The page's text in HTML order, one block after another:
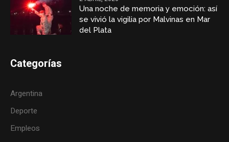
Una noche de memoria y emoción: así
se vivió la vigilia por Malvinas en Mar
del Plata
Categorías
Argentina
Deporte
Empleos